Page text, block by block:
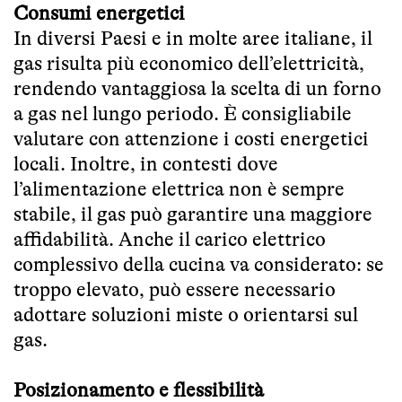
Consumi energetici
In diversi Paesi e in molte aree italiane, il
gas risulta più economico dell’elettricità,
rendendo vantaggiosa la scelta di un forno
a gas nel lungo periodo. È consigliabile
valutare con attenzione i costi energetici
locali. Inoltre, in contesti dove
l’alimentazione elettrica non è sempre
stabile, il gas può garantire una maggiore
affidabilità. Anche il carico elettrico
complessivo della cucina va considerato: se
troppo elevato, può essere necessario
adottare soluzioni miste o orientarsi sul
gas.
Posizionamento e flessibilità